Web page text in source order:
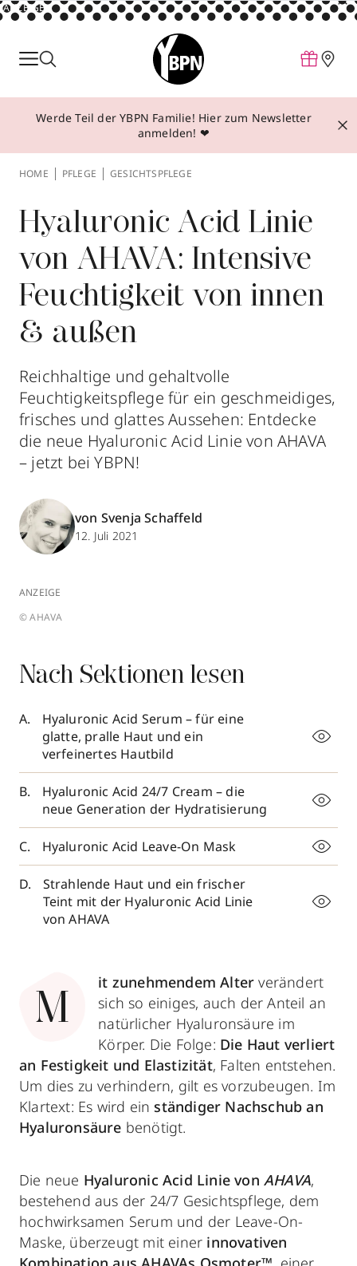
ANZEIGE
Parfum
Make-up
Behandlungen
Über YBPN
Aktionen
Storefinder
Werde Teil der YBPN Familie! Hier zum Newsletter
anmelden! ❤
HOME PFLEGE GESICHTSPFLEGE
Hyaluronic Acid Linie
von AHAVA: Intensive
Feuchtigkeit von innen
& außen
Reichhaltige und gehaltvolle
Feuchtigkeitspflege für ein geschmeidiges,
frisches und glattes Aussehen: Entdecke
die neue Hyaluronic Acid Linie von AHAVA
– jetzt bei YBPN!
von Svenja Schaffeld
12. Juli 2021
ANZEIGE
© AHAVA
Nach Sektionen lesen
Hyaluronic Acid Serum – für eine
glatte, pralle Haut und ein
verfeinertes Hautbild
Hyaluronic Acid 24/7 Cream – die
neue Generation der Hydratisierung
Hyaluronic Acid Leave-On Mask
Strahlende Haut und ein frischer
Teint mit der Hyaluronic Acid Linie
von AHAVA
M
it zunehmendem Alterverändert
sich so einiges, auch der Anteil an
natürlicher Hyaluronsäure im
Körper. Die Folge: Die Haut verliert
an Festigkeit und Elastizität, Falten entstehen.
Um dies zu verhindern, gilt es vorzubeugen. Im
Klartext: Es wird ein ständiger Nachschub an
Hyaluronsäure benötigt.
Die neue Hyaluronic Acid Linie vonAHAVA,
bestehend aus der 24/7 Gesichtspflege, dem
hochwirksamen Serum und der Leave-On-
Maske, überzeugt mit einer innovativen